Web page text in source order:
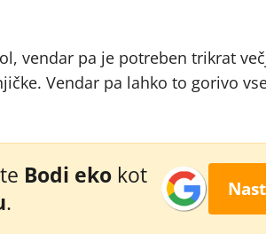
vendar pa je potreben trikrat
Vendar pa lahko to gorivo
Bodi eko kot
.